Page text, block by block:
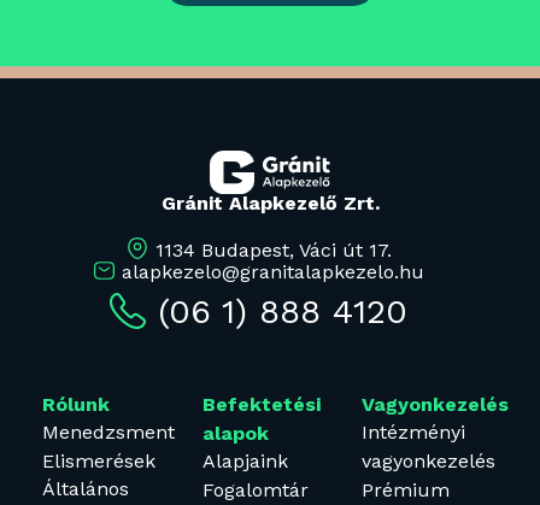
Gránit Alapkezelő Zrt.
1134 Budapest, Váci út 17.
alapkezelo@granitalapkezelo.hu
(06 1) 888 4120
Rólunk
Menedzsment
Elismerések
Általános
Befektetési
alapok
Alapjaink
Fogalomtár
Vagyonkezelés
Intézményi
vagyonkezelés
Prémium